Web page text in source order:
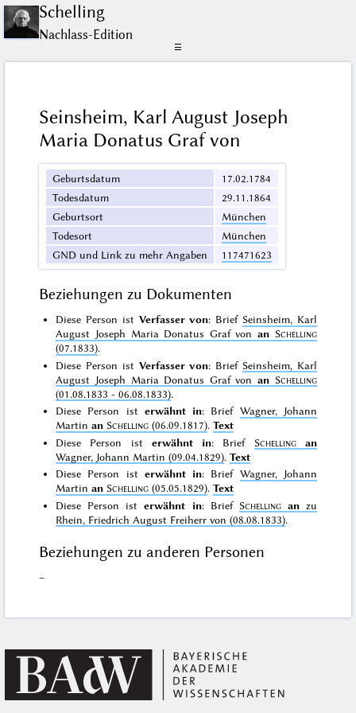
Schelling
Nachlass-Edition
☰
Seinsheim, Karl August Joseph
Maria Donatus Graf von
Geburtsdatum
17.02.1784
Todesdatum
29.11.1864
Geburtsort
München
Todesort
München
GND und Link zu mehr Angaben
117471623
Beziehungen zu Dokumenten
Diese Person ist Verfasser von: Brief Seinsheim, Karl
August Joseph Maria Donatus Graf vonan Schelling
(07.1833).
Diese Person ist Verfasser von: Brief Seinsheim, Karl
August Joseph Maria Donatus Graf vonan Schelling
(01.08.1833 - 06.08.1833).
Diese Person ist erwähnt in: Brief Wagner, Johann
Martinan Schelling (06.09.1817).Text
Diese Person ist erwähnt in: Brief Schelling
an
Wagner, Johann Martin (09.04.1829).Text
Diese Person ist erwähnt in: Brief Wagner, Johann
Martinan Schelling (05.05.1829).Text
Diese Person isterwähnt in: Brief Schelling anzu
Rhein, Friedrich August Freiherr von (08.08.1833).
Beziehungen zu anderen Personen
–